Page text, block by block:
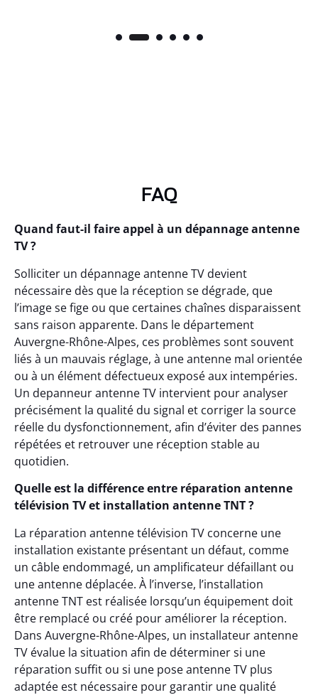
FAQ
Quand faut-il faire appel à un dépannage antenne
TV ?
Solliciter un dépannage antenne TV devient
nécessaire dès que la réception se dégrade, que
l’image se fige ou que certaines chaînes disparaissent
sans raison apparente. Dans le département
Auvergne-Rhône-Alpes, ces problèmes sont souvent
liés à un mauvais réglage, à une antenne mal orientée
ou à un élément défectueux exposé aux intempéries.
Un depanneur antenne TV intervient pour analyser
précisément la qualité du signal et corriger la source
réelle du dysfonctionnement, afin d’éviter des pannes
répétées et retrouver une réception stable au
quotidien.
Quelle est la différence entre réparation antenne
télévision TV et installation antenne TNT ?
La réparation antenne télévision TV concerne une
installation existante présentant un défaut, comme
un câble endommagé, un amplificateur défaillant ou
une antenne déplacée. À l’inverse, l’installation
antenne TNT est réalisée lorsqu’un équipement doit
être remplacé ou créé pour améliorer la réception.
Dans Auvergne-Rhône-Alpes, un installateur antenne
TV évalue la situation afin de déterminer si une
réparation suffit ou si une pose antenne TV plus
adaptée est nécessaire pour garantir une qualité